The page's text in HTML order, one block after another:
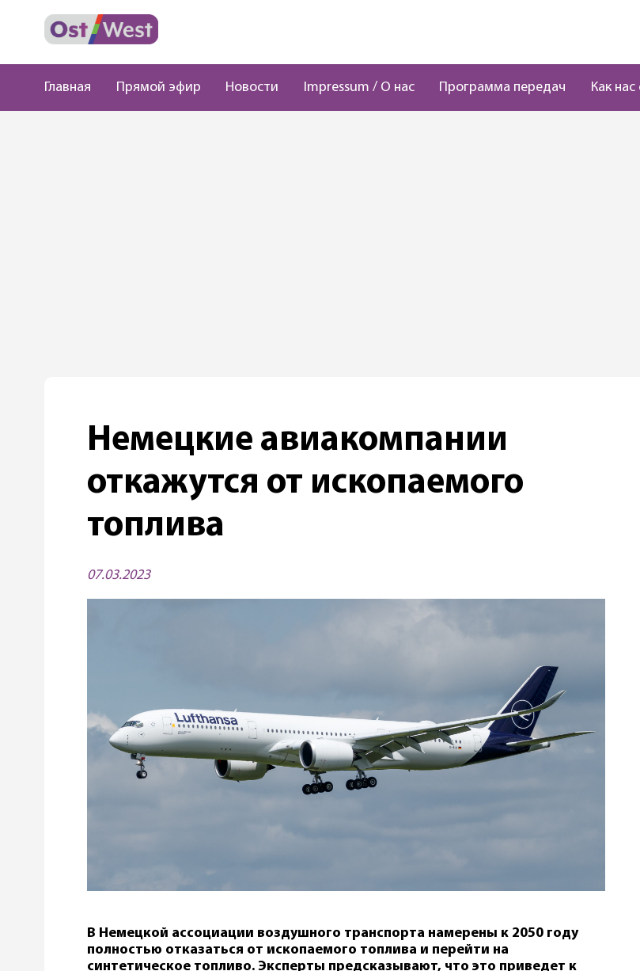
Главная Прямой эфир Новости Impressum / О нас Программа передач Как
Немецкие авиакомпании
откажутся от ископаемого
топлива
07.03.2023
В Немецкой ассоциации воздушного транспорта намерены к 2050 году
полностью отказаться от ископаемого топлива и перейти на
синтетическое топливо. Эксперты предсказывают, что это приведет к